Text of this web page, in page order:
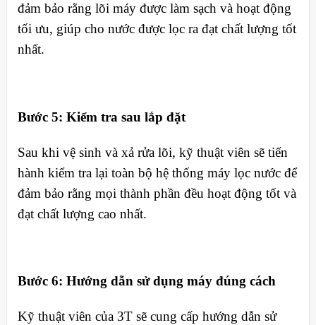
đảm bảo rằng lõi máy được làm sạch và hoạt động
tối ưu, giúp cho nước được lọc ra đạt chất lượng tốt
nhất.
Bước 5: Kiểm tra sau lắp đặt
Sau khi vệ sinh và xả rửa lõi, kỹ thuật viên sẽ tiến
hành kiểm tra lại toàn bộ hệ thống máy lọc nước để
đảm bảo rằng mọi thành phần đều hoạt động tốt và
đạt chất lượng cao nhất.
Bước 6: Hướng dẫn sử dụng máy đúng cách
Kỹ thuật viên của 3T sẽ cung cấp hướng dẫn sử